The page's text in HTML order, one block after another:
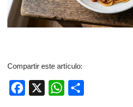
Compartir este artículo:
F
X
W